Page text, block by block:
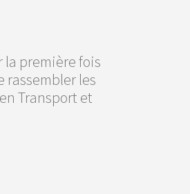
la première fois
rassembler les
Transport et